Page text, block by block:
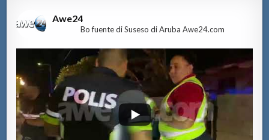
Awe24
Bo fuente di Suseso di Aruba Awe24.com